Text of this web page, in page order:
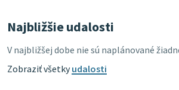
Najbližšie udalosti
V najbližšej dobe nie sú naplánované
Zobraziť všetkyudalosti